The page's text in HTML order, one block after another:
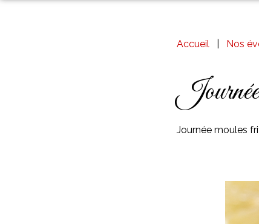
Accueil Nos
Journée moules